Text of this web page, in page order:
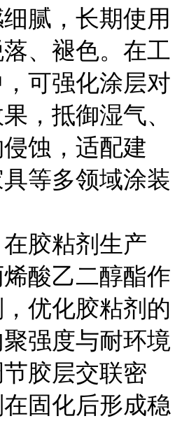
腻，长期使用
、褪色。在工
可强化涂层对
，抵御湿气、
蚀，适配建
等多领域涂装
胶粘剂生产
酸乙二醇酯作
优化胶粘剂的
强度与耐环境
胶层交联密
固化后形成稳